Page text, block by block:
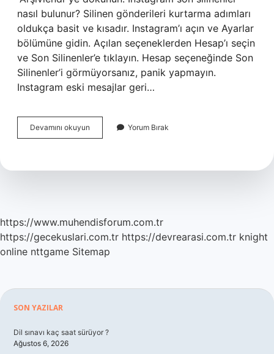
nasıl bulunur? Silinen gönderileri kurtarma adımları
oldukça basit ve kısadır. Instagram’ı açın ve Ayarlar
bölümüne gidin. Açılan seçeneklerden Hesap’ı seçin
ve Son Silinenler’e tıklayın. Hesap seçeneğinde Son
Silinenler’i görmüyorsanız, panik yapmayın.
Instagram eski mesajlar geri…
Devamını okuyun Instagram
Silinen
Yorum Bırak
https://www.muhendisforum.com.tr
https://gecekuslari.com.tr https://devrearasi.com.tr knight
online nttgame Sitemap
Sidebar
SON YAZILAR
Dil sınavı kaç saat sürüyor ?
Ağustos 6, 2026